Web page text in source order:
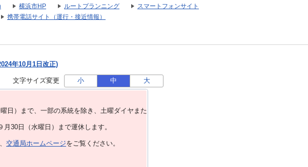
横浜市HP ルートプランニング
スマートフォンサイト
携帯電話サイト（運行・接近情報）
年10月1日改正)
文字サイズ変更 小 中 大
日）まで、⼀部の系統を除き、⼟曜ダイヤまた
30日（水曜日）まで運休します。
交通局ホームページをご覧ください。